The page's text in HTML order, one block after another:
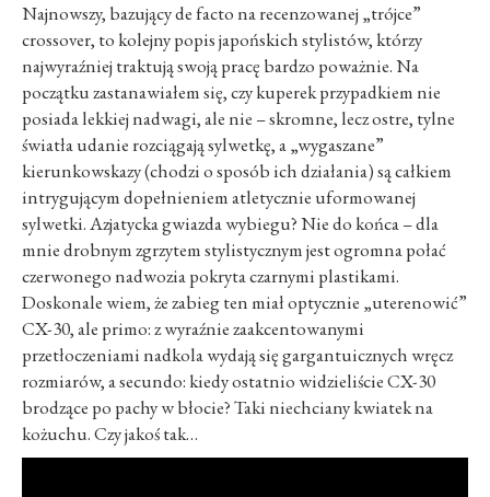
Najnowszy, bazujący de facto na recenzowanej „trójce”
crossover, to kolejny popis japońskich stylistów, którzy
najwyraźniej traktują swoją pracę bardzo poważnie. Na
początku zastanawiałem się, czy kuperek przypadkiem nie
posiada lekkiej nadwagi, ale nie – skromne, lecz ostre, tylne
światła udanie rozciągają sylwetkę, a „wygaszane”
kierunkowskazy (chodzi o sposób ich działania) są całkiem
intrygującym dopełnieniem atletycznie uformowanej
sylwetki. Azjatycka gwiazda wybiegu? Nie do końca – dla
mnie drobnym zgrzytem stylistycznym jest ogromna połać
czerwonego nadwozia pokryta czarnymi plastikami.
Doskonale wiem, że zabieg ten miał optycznie „uterenowić”
CX-30, ale primo: z wyraźnie zaakcentowanymi
przetłoczeniami nadkola wydają się gargantuicznych wręcz
rozmiarów, a secundo: kiedy ostatnio widzieliście CX-30
brodzące po pachy w błocie? Taki niechciany kwiatek na
kożuchu. Czy jakoś tak…